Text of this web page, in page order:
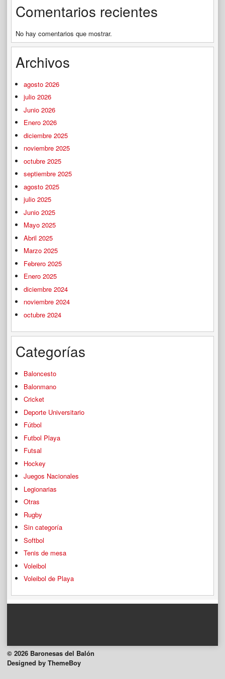
Comentarios recientes
No hay comentarios que mostrar.
Archivos
agosto 2026
julio 2026
Junio 2026
Enero 2026
diciembre 2025
noviembre 2025
octubre 2025
septiembre 2025
agosto 2025
julio 2025
Junio 2025
Mayo 2025
Abril 2025
Marzo 2025
Febrero 2025
Enero 2025
diciembre 2024
noviembre 2024
octubre 2024
Categorías
Baloncesto
Balonmano
Cricket
Deporte Universitario
Fútbol
Futbol Playa
Futsal
Hockey
Juegos Nacionales
Legionarias
Otras
Rugby
Sin categoría
Softbol
Tenis de mesa
Voleibol
Voleibol de Playa
© 2026 Baronesas del Balón
Designed by ThemeBoy